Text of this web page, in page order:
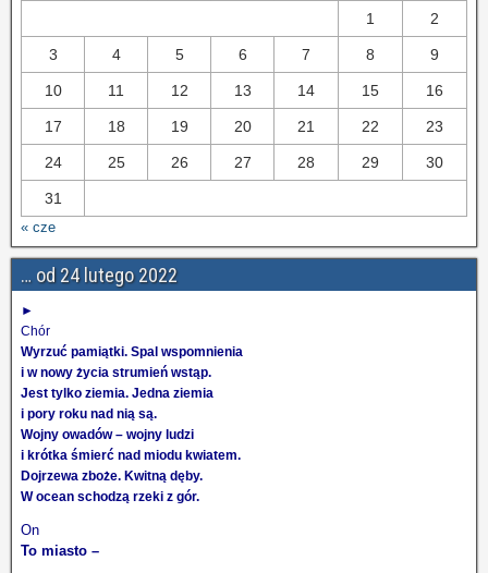
1 2
3 4 5 6 7 8 9
10 11 12 13 14 15 16
17 18 19 20 21 22 23
24 25 26 27 28 29 30
31
« cze
… od 24 lutego 2022
►
Chór
Wyrzuć pamiątki. Spal wspomnienia
i w nowy życia strumień wstąp.
Jest tylko ziemia. Jedna ziemia
i pory roku nad nią są.
Wojny owadów – wojny ludzi
i krótka śmierć nad miodu kwiatem.
Dojrzewa zboże. Kwitną dęby.
W ocean schodzą rzeki z gór.
On
To miasto –